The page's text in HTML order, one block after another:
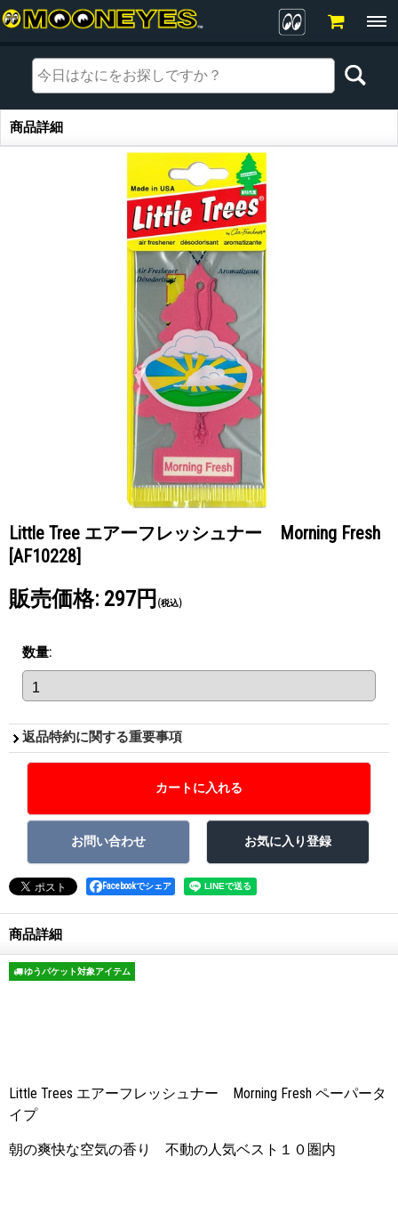
商品詳細
商品詳細
Little Tree エアーフレッシュナー Morning Fresh
[AF10228]
販売価格: 297円 (税込)
数量:
返品特約に関する重要事項
Facebookでシェア
商品詳細
ゆうパケット対象アイテム
Little Trees エアーフレッシュナー Morning Fresh ペーパータ
イプ
朝の爽快な空気の香り 不動の人気ベスト１０圏内